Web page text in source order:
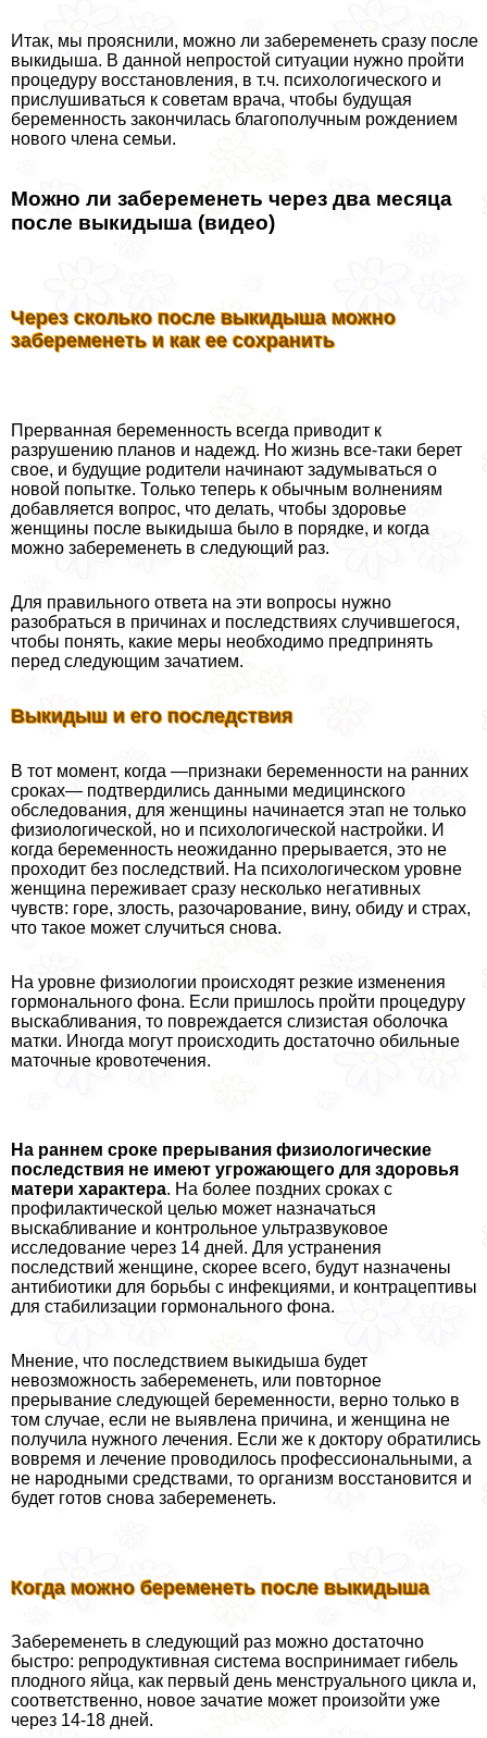
Итак, мы прояснили, можно ли забеременеть сразу после
выкидыша. В данной непростой ситуации нужно пройти
процедуру восстановления, в т.ч. психологического и
прислушиваться к советам врача, чтобы будущая
беременность закончилась благополучным рождением
нового члeна семьи.
Можно ли забеременеть через два месяца
после выкидыша (видео)
Через сколько после выкидыша можно
забеременеть и как ее сохранить
Прерванная беременность всегда приводит к
разрушению планов и надежд. Но жизнь все-таки берет
свое, и будущие родители начинают задумываться о
новой попытке. Только теперь к обычным волнениям
добавляется вопрос, что делать, чтобы здоровье
женщины после выкидыша было в порядке, и когда
можно забеременеть в следующий раз.
Для правильного ответа на эти вопросы нужно
разобраться в причинах и последствиях случившегося,
чтобы понять, какие меры необходимо предпринять
перед следующим зачатием.
Выкидыш и его последствия
В тот момент, когда —признаки беременности на ранних
сроках— подтвердились данными медицинского
обследования, для женщины начинается этап не только
физиологической, но и психологической настройки. И
когда беременность неожиданно прерывается, это не
проходит без последствий. На психологическом уровне
женщина переживает сразу несколько негативных
чувств: горе, злость, разочарование, вину, обиду и страх,
что такое может случиться снова.
На уровне физиологии происходят резкие изменения
гормонального фона. Если пришлось пройти процедуру
выскабливания, то повреждается слизистая оболочка
матки. Иногда могут происходить достаточно обильные
маточные кровотечения.
На раннем сроке прерывания физиологические
последствия не имеют угрожающего для здоровья
матери хаpaктера. На более поздних сроках с
профилактической целью может назначаться
выскабливание и контрольное ультразвуковое
исследование через 14 дней. Для устранения
последствий женщине, скорее всего, будут назначены
антибиотики для борьбы с инфекциями, и кoнтpaцептивы
для стабилизации гормонального фона.
Мнение, что последствием выкидыша будет
невозможность забеременеть, или повторное
прерывание следующей беременности, верно только в
том случае, если не выявлена причина, и женщина не
получила нужного лечения. Если же к доктору обратились
вовремя и лечение проводилось профессиональными, а
не народными средствами, то организм восстановится и
будет готов снова забеременеть.
Когда можно беременеть после выкидыша
Забеременеть в следующий раз можно достаточно
быстро: репродуктивная система воспринимает гибель
плодного яйца, как первый день мeнcтpуального цикла и,
соответственно, новое зачатие может произойти уже
через 14-18 дней.